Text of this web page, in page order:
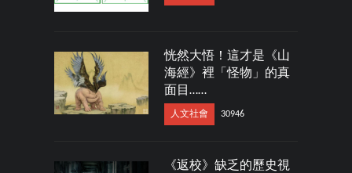
恍然大悟！這才是《山
海經》裡「怪物」的真
面目……
人文社會 30946
《返校》缺乏的歷史視